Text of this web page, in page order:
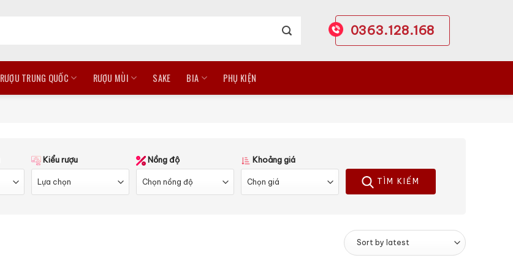
0363.128.168
RƯỢU TRUNG QUỐC RƯỢU MÙI SAKE BIA PHỤ KIỆN
Kiểu rượu Nồng độ Khoảng giá
TÌM KIẾM